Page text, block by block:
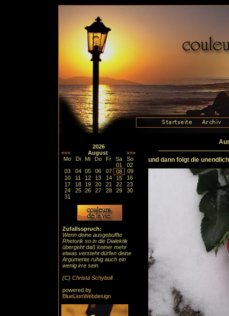
2026
<<<
August
>>>
Mo
Di Mi Do Fr Sa
So
01
02
03
04 05 06 07 08
09
10
11 12 13 14 15
16
17
18 19 20 21 22
23
24
25 26 27 28 29
30
31
Zufallsspruch:
Wenn deine ausgebuffte
Rhetorik so in die Dialektik
übergeht daß keiner mehr
etwas versteht dürfen deine
Argumente ruhig auch ein
wenig irre sein.
(C) Christa Schyboll
powered by
BlueLionWebdesign
und dann folgt die